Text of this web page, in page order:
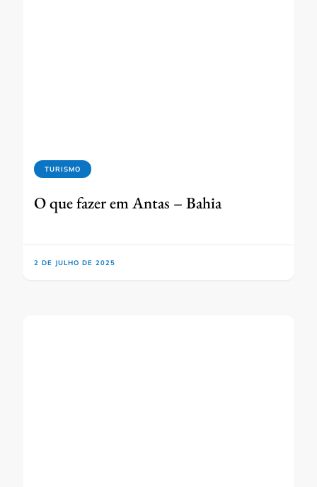
TURISMO
O que fazer em Antas – Bahia
2 DE JULHO DE 2025